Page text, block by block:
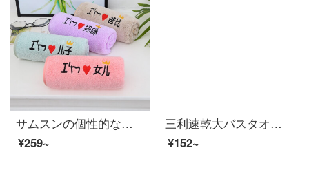
サムスンの個性的なサンゴの刺繍の字のタオルは家庭で注文して親子の顔を洗ってタオルの柔軟な吸水のお父さんを比べて+マミ+息子+娘の35*75 cm
¥259~
三利速乾大バスタオルA類柔らかい吸水カバーストラップ風呂タオル70*140 cmカレー色
¥152~